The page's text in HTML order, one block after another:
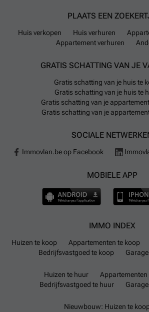
PLAATS EEN
Huis verkopen Huis verhuren
Appartement verhuren
GRATIS SCHATTING VAN JE
Gratis schatting van je huis te
Gratis schatting van je huis te
Gratis schatting van je
Gratis schatting van je
SOCIALE
Immovlan.be op Facebook
MOBIELE APP
IMMO INDEX
Huizen te koop Appartementen te koop
Bedrijfsvastgoed te koop
Huizen te huur
Appartementen
Bedrijfsvastgoed te huur
Nieuwbouw: Huizen te